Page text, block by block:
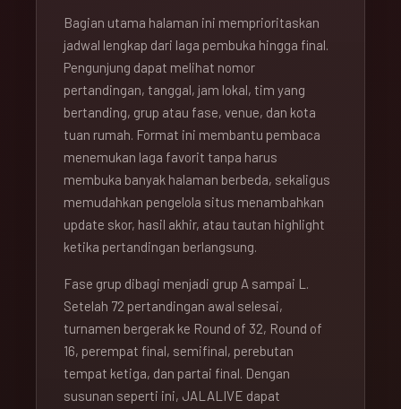
Bagian utama halaman ini memprioritaskan
jadwal lengkap dari laga pembuka hingga final.
Pengunjung dapat melihat nomor
pertandingan, tanggal, jam lokal, tim yang
bertanding, grup atau fase, venue, dan kota
tuan rumah. Format ini membantu pembaca
menemukan laga favorit tanpa harus
membuka banyak halaman berbeda, sekaligus
memudahkan pengelola situs menambahkan
update skor, hasil akhir, atau tautan highlight
ketika pertandingan berlangsung.
Fase grup dibagi menjadi grup A sampai L.
Setelah 72 pertandingan awal selesai,
turnamen bergerak ke Round of 32, Round of
16, perempat final, semifinal, perebutan
tempat ketiga, dan partai final. Dengan
susunan seperti ini, JALALIVE dapat